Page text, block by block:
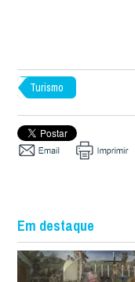
Turismo
Em destaque